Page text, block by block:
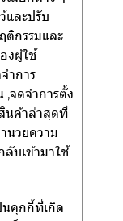
และปรับ
ติกรรมและ
งผู้ใช้
ำการ
จดจำการตั้ง
นค้าล่าสุดที่
นวยความ
ลับเข้ามาใช้
นคุกกี้ที่เกิด